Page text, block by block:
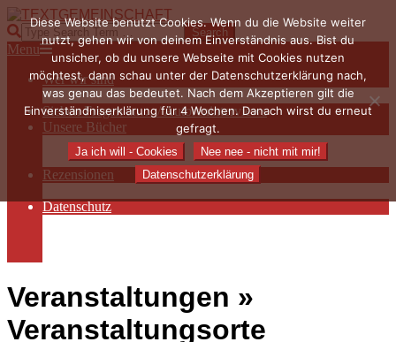
Skip
to
content
TEXTGEMEINSCHAFT
Search
Primary
Navigation
Menu
Menu
Wer wir sind
Die Hauptakteurinnen
Sieben Fragen an… / Autoreninterviews
Unsere Bücher
Autorenservices
Autorenprofile
Rezensionen
Datenschutz
Veranstaltungen »
Veranstaltungsorte
Diese Website benutzt Cookies. Wenn du die Website weiter
nutzt, gehen wir von deinem Einverständnis aus. Bist du
unsicher, ob du unsere Webseite mit Cookies nutzen
möchtest, dann schau unter der Datenschutzerklärung nach,
was genau das bedeutet. Nach dem Akzeptieren gilt die
Einverständniserklärung für 4 Wochen. Danach wirst du erneut
gefragt.
Ja ich will - Cookies
Nee nee - nicht mit mir!
Datenschutzerklärung